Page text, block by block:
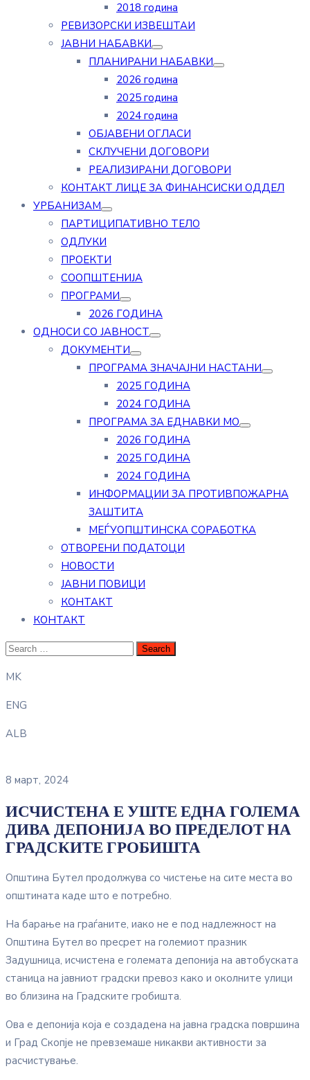
2018 година
РЕВИЗОРСКИ ИЗВЕШТАИ
ЈАВНИ НАБАВКИ
ПЛАНИРАНИ НАБАВКИ
2026 година
2025 година
2024 година
ОБЈАВЕНИ ОГЛАСИ
СКЛУЧЕНИ ДОГОВОРИ
РЕАЛИЗИРАНИ ДОГОВОРИ
КОНТАКТ ЛИЦЕ ЗА ФИНАНСИСКИ ОДДЕЛ
УРБАНИЗАМ
ПАРТИЦИПАТИВНО ТЕЛО
ОДЛУКИ
ПРОЕКТИ
СООПШТЕНИЈА
ПРОГРАМИ
2026 ГОДИНА
ОДНОСИ СО ЈАВНОСТ
ДОКУМЕНТИ
ПРОГРАМА ЗНАЧАЈНИ НАСТАНИ
2025 ГОДИНА
2024 ГОДИНА
ПРОГРАМА ЗА ЕДНАВКИ МО
2026 ГОДИНА
2025 ГОДИНА
2024 ГОДИНА
ИНФОРМАЦИИ ЗА ПРОТИВПОЖАРНА
ЗАШТИТА
МЕЃУОПШТИНСКА СОРАБОТКА
ОТВОРЕНИ ПОДАТОЦИ
НОВОСТИ
ЈАВНИ ПОВИЦИ
КОНТАКТ
КОНТАКТ
MK
ENG
ALB
8 март, 2024
ИСЧИСТЕНА Е УШТЕ ЕДНА ГОЛЕМА
ДИВА ДЕПОНИЈА ВО ПРЕДЕЛОТ НА
ГРАДСКИТЕ ГРОБИШТА
Општина Бутел продолжува со чистење на сите места во
општината каде што е потребно.
На барање на граѓаните, иако не е под надлежност на
Општина Бутел во пресрет на големиот празник
Задушница, исчистена е големата депонија на автобуската
станица на јавниот градски превоз како и околните улици
во близина на Градските гробишта.
Ова е депонија која е создадена на јавна градска површина
и Град Скопје не превземаше никакви активности за
расчистување.